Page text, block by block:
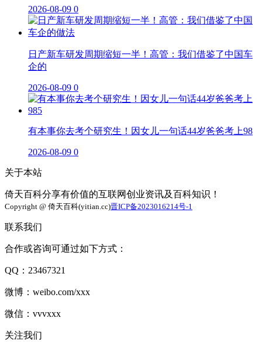
2026-08-09 0
日产新车研发周期缩短一半！高管：我们借鉴了中国车
企的
2026-08-09 0
有本事你去考个研究生！因女儿一句话44岁爸爸考上98
2026-08-09 0
关于本站
倚天百科分享有价值的互联网创业资讯及百科知识！
Copyright @ 倚天百科(yitian.cc)晋ICP备2023016214号-1
联系我们
合作或咨询可通过如下方式：
QQ：23467321
微博：weibo.com/xxx
微信：vvvxxx
关注我们